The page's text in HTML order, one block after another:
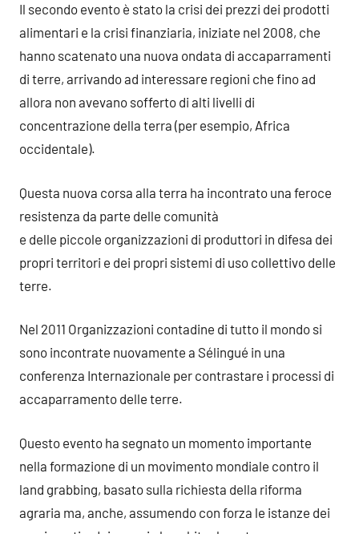
Il secondo evento è stato la crisi dei prezzi dei prodotti
alimentari e la crisi finanziaria, iniziate nel 2008, che
hanno scatenato una nuova ondata di accaparramenti
di terre, arrivando ad interessare regioni che fino ad
allora non avevano sofferto di alti livelli di
concentrazione della terra (per esempio, Africa
occidentale).
Questa nuova corsa alla terra ha incontrato una feroce
resistenza da parte delle comunità
e delle piccole organizzazioni di produttori in difesa dei
propri territori e dei propri sistemi di uso collettivo delle
terre.
Nel 2011 Organizzazioni contadine di tutto il mondo si
sono incontrate nuovamente a Sélingué in una
conferenza Internazionale per contrastare i processi di
accaparramento delle terre.
Questo evento ha segnato un momento importante
nella formazione di un movimento mondiale contro il
land grabbing, basato sulla richiesta della riforma
agraria ma, anche, assumendo con forza le istanze dei